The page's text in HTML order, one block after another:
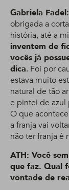
Gabriela Fadel:
obrigada a
história, até a
inventem de
vocês já
dica. Foi por
estava muito
natural de tão
e pintei de azul
O que
a franja vai
não ter franja é
ATH: Você
que faz. Qual
vontade de